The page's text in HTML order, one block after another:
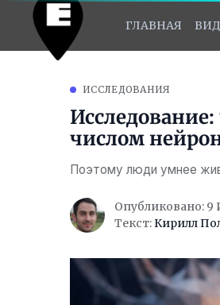
ГЛАВНАЯ
ИССЛЕДОВАНИЯ
числом
Поэтому люди умнее
Опубликовано: 9
Текст: Кирилл